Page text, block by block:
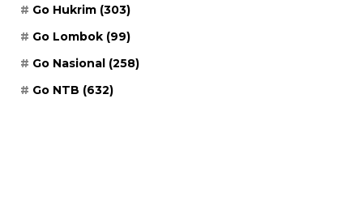
Go Hukrim (303)
Go Lombok (99)
Go Nasional (258)
Go NTB (632)